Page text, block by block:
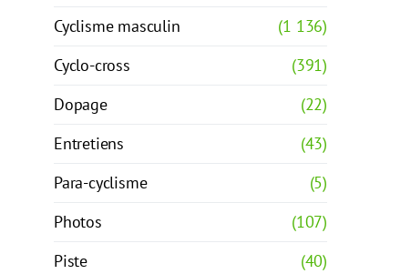
Cyclisme masculin
(1 136)
Cyclo-cross
(391)
Dopage
(22)
Entretiens
(43)
Para-cyclisme
(5)
Photos
(107)
Piste
(40)